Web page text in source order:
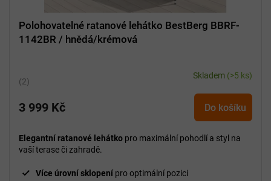
Polohovatelné ratanové lehátko BestBerg BBRF-
1142BR / hnědá/krémová
Průměrné
produktu
5,0
z
hvězdiček.
Skladem (>5 ks)
3 999 Kč Do košíku
Elegantní ratanové lehátko pro maximální pohodlí a styl na
vaší terase či zahradě.
Více úrovní sklopení pro optimální pozici